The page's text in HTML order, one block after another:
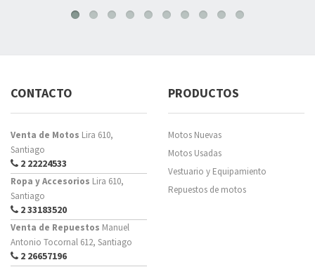
CONTACTO
Venta de Motos Lira 610,
Santiago
2 22224533
Ropa y Accesorios Lira 610,
Santiago
2 33183520
Venta de Repuestos Manuel
Antonio Tocornal 612, Santiago
2 26657196
PRODUCTOS
Motos Nuevas
Motos Usadas
Vestuario y Equipamiento
Repuestos de motos